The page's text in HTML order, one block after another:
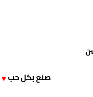
صنع بكل حب♥